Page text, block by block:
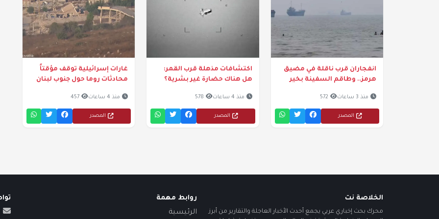
انفجاران قرب ناقلة في مضيق
هرمز.. وطاقم السفينة بخير
منذ 3 ساعات 572
المصدر
اكتشافات مذهلة قرب القمر:
هل هناك حضارة غير بشرية؟
منذ 4 ساعات 578
المصدر
غارات إسرائيلية توقف مؤقتاً
محادثات روما حول جنوب لبنان
منذ 4 ساعات 457
المصدر
الخلاصة نت
محرك بحث إخباري عربي يجمع أحدث الأخبار العاجلة والتقارير من أبرز
روابط مهمة
الرئيسية